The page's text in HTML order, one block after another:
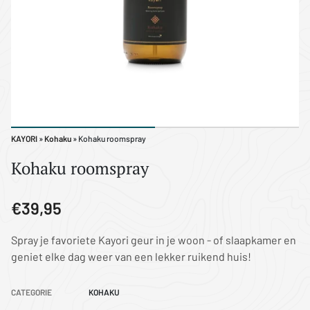
KAYORI »Kohaku » Kohaku roomspray
Kohaku roomspray
€39,95
Spray je favoriete Kayori geur in je woon - of slaapkamer en
geniet elke dag weer van een lekker ruikend huis!
CATEGORIE KOHAKU